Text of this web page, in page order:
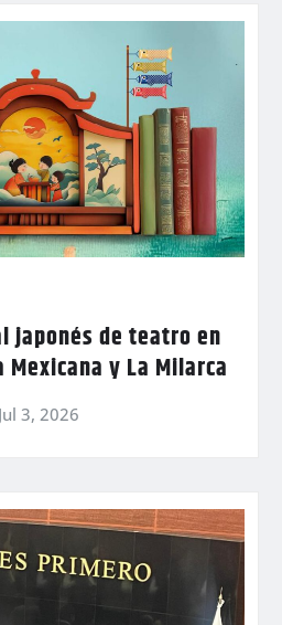
japonés de teatro en
y La Milarca
Jul 3, 2026